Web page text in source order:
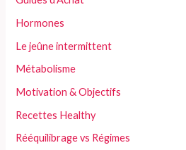
Hormones
Le jeûne intermittent
Métabolisme
Motivation & Objectifs
Recettes Healthy
Rééquilibrage vs Régimes